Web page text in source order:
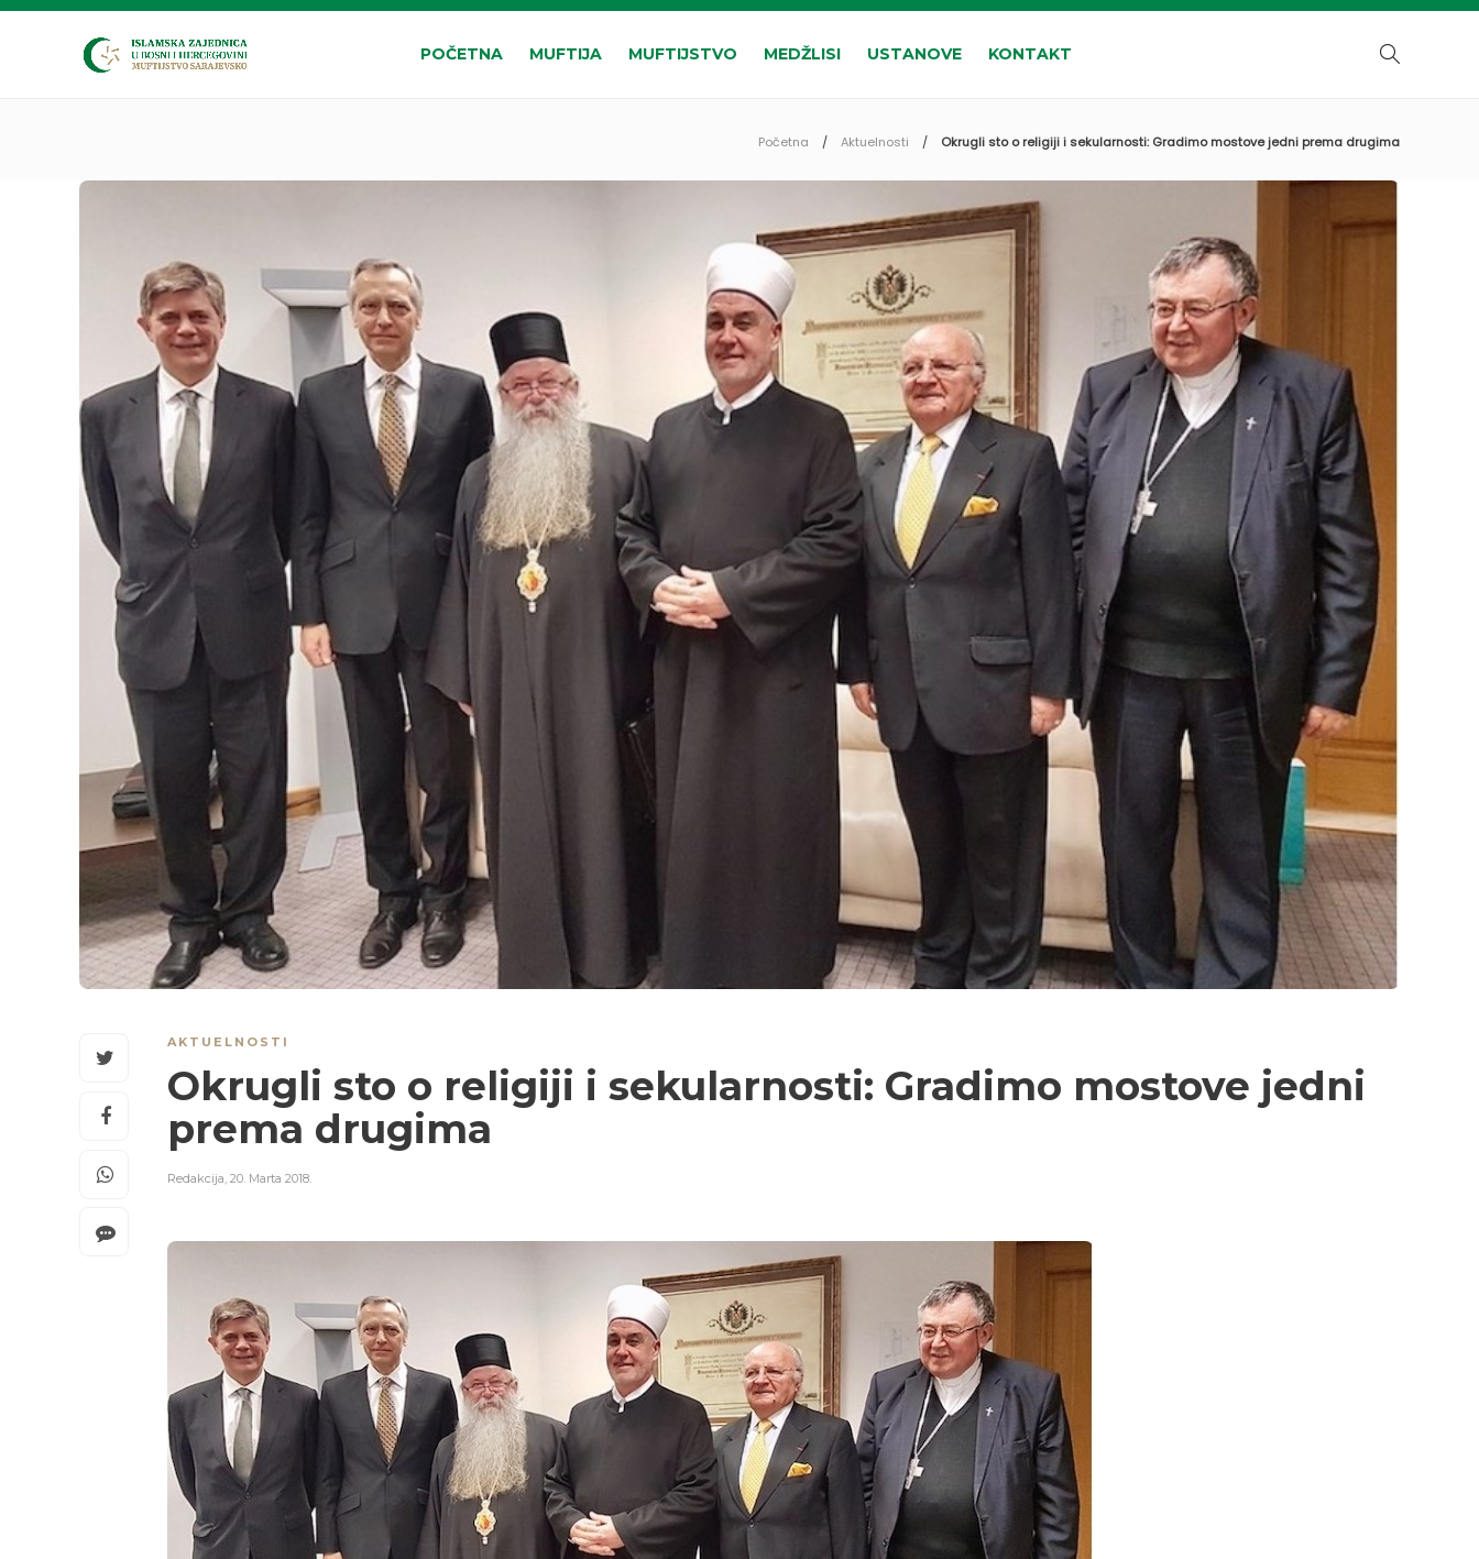
POČETNA MUFTIJA MUFTIJSTVO MEDŽLISI USTANOVE KONTAKT
Početna Aktuelnosti Okrugli sto o religiji i sekularnosti: Gradimo mostove jedni prema drugima
AKTUELNOSTI
Okrugli sto o religiji i sekularnosti: Gradimo mostove jedni
prema drugima
Redakcija, 20. Marta 2018.